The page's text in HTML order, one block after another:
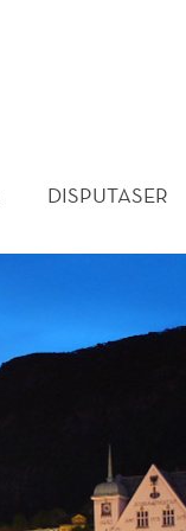
DISPUTASER